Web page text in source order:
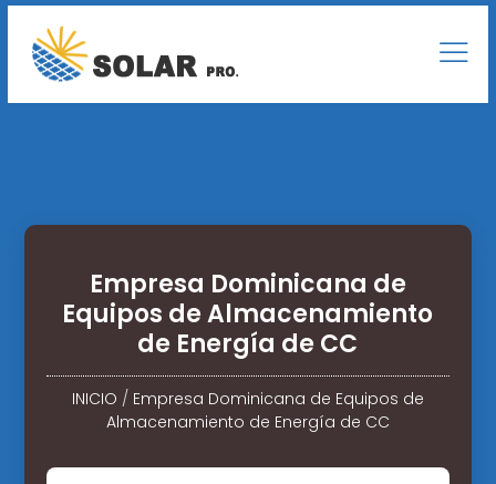
Empresa Dominicana de
Equipos de Almacenamiento
de Energía de CC
INICIO / Empresa Dominicana de Equipos de
Almacenamiento de Energía de CC